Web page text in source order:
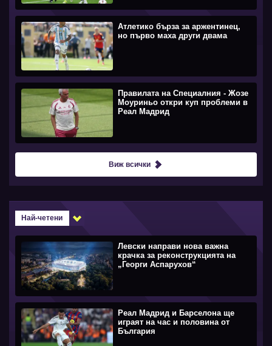
Атлетико бърза за аржентинец,
но първо маха други двама
Правилата на Специалния - Жозе
Моуриньо откри куп проблеми в
Реал Мадрид
Виж всички
Най-четени
Левски направи нова важна
крачка за реконструкцията на
„Георги Аспарухов“
Реал Мадрид и Барселона ще
играят на час и половина от
България